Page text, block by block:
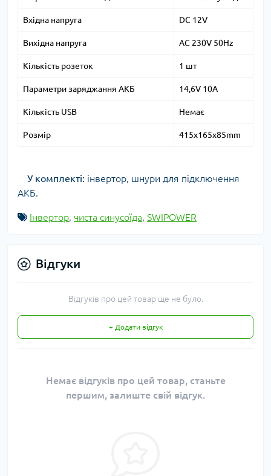
Вхідна напруга DC 12V
Вихідна напруга AC 230V 50Hz
Кількість розеток 1 шт
Параметри заряджання АКБ 14,6V 10A
Кількість USB Немає
Розмір 415x165x85mm
У комплекті: інвертор, шнури для підключення
АКБ.
Інвертор, чиста синусоїда, SWIPOWER
Відгуки
Відгуків про цей товар ще не було.
+ Додати відгук
Немає відгуків про цей товар, станьте
першим, залиште свій відгук.